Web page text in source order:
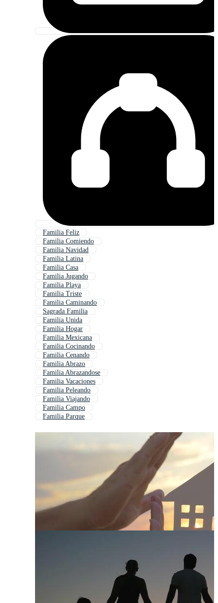
Familia Feliz
Familia Comiendo
Familia Navidad
Familia Latina
Familia Casa
Familia Jugando
Familia Playa
Familia Triste
Familia Caminando
Sagrada Familia
Familia Unida
Familia Hogar
Familia Mexicana
Familia Cocinando
Familia Cenando
Familia Abrazo
Familia Abrazandose
Familia Vacaciones
Familia Peleando
Familia Viajando
Familia Campo
Familia Parque